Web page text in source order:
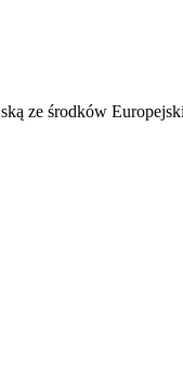
ze środków